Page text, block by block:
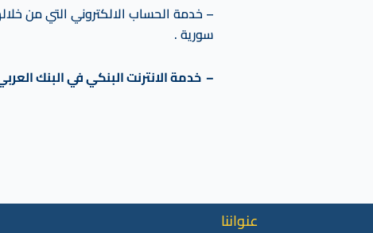
– خدمة الحساب الالكتروني التي من
سورية .
– خدمة الانترنت البنكي في البنك
عنواننا